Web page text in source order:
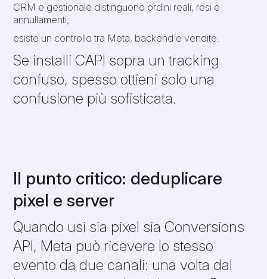
CRM e gestionale distinguono ordini reali, resi e
annullamenti;
esiste un controllo tra Meta, backend e vendite.
Se installi CAPI sopra un tracking
confuso, spesso ottieni solo una
confusione più sofisticata.
Il punto critico: deduplicare
pixel e server
Quando usi sia pixel sia Conversions
API, Meta può ricevere lo stesso
evento da due canali: una volta dal